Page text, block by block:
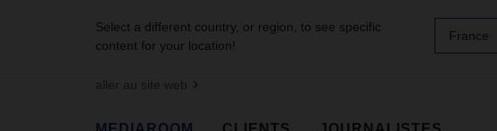
Select a different country, or region, to see specific
content for your location!
France
aller au site web